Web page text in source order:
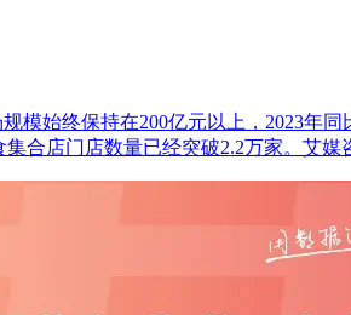
模始终保持在200亿元以上，2023年
合店门店数量已经突破2.2万家。艾媒